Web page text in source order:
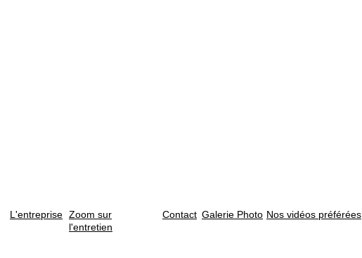
L'entreprise Zoom sur
l'entretien
Contact Galerie Photo Nos vidéos préférées